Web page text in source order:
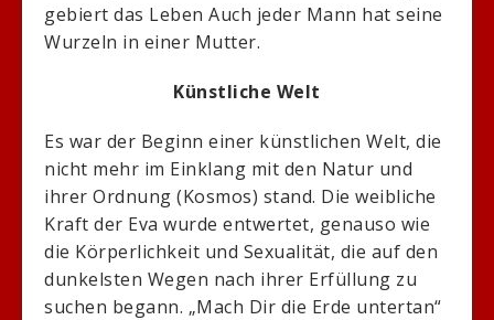
gebiert das Leben Auch jeder Mann hat seine
Wurzeln in einer Mutter.
Künstliche Welt
Es war der Beginn einer künstlichen Welt, die
nicht mehr im Einklang mit den Natur und
ihrer Ordnung (Kosmos) stand. Die weibliche
Kraft der Eva wurde entwertet, genauso wie
die Körperlichkeit und Sexualität, die auf den
dunkelsten Wegen nach ihrer Erfüllung zu
suchen begann. „Mach Dir die Erde untertan“